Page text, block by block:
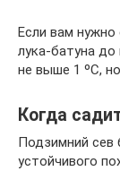
Если вам
лука-батуна до
не выше 1 ºC,
Когда
Подзимний сев
устойчивого